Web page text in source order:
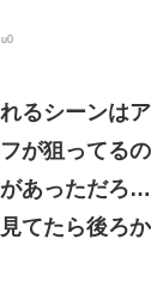
るシーンは
が狙ってる
あっただろ
てたら後ろ